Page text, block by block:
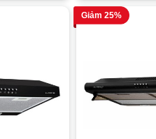
Giảm 25%